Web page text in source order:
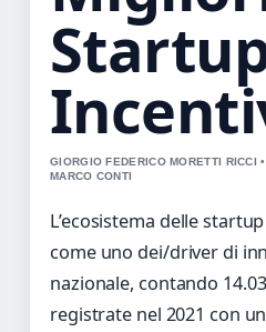
GIORGIO FEDERICO MORETTI RICCI
MARCO CONTI
L’ecosistema delle
come uno dei/driver di
nazionale, contando
registrate nel 2021 con